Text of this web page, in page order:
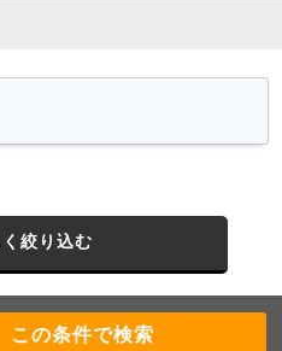
絞り込む